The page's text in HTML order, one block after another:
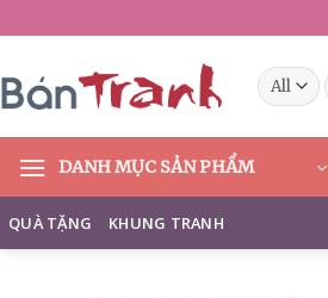
to
content
DANH MỤC SẢN PHẨM
QUÀ TẶNG KHUNG TRANH